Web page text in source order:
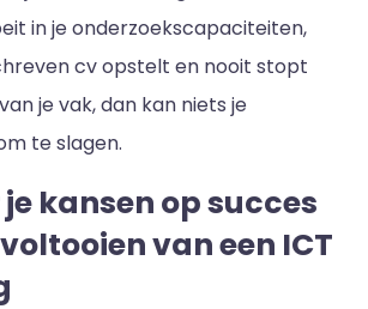
in je onderzoekscapaciteiten,
cv opstelt en nooit stopt
je vak, dan kan niets je
te slagen.
kansen op succes
van een ICT